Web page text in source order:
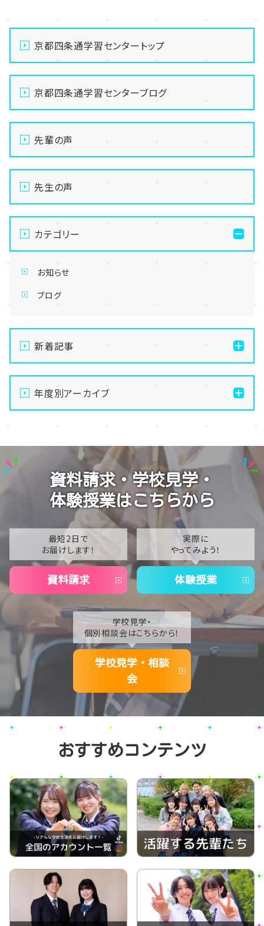
京都四条通学習センタートップ
京都四条通学習センターブログ
先輩の声
先生の声
カテゴリー
お知らせ
ブログ
新着記事
通信制高校の学習風景
メイク美容専攻の授業風景
演技の授業風景
Vtuberという表現を学ぶ
年度別アーカイブ
2025
2024
2023
2021
2020
資料請求・学校見学・
体験授業はこちらから
最短2日で
お届けします！
資料請求
実際に
やってみよう！
体験授業
学校見学・
個別相談会はこちらから！
学校見学・相談
会
おすすめコンテンツ